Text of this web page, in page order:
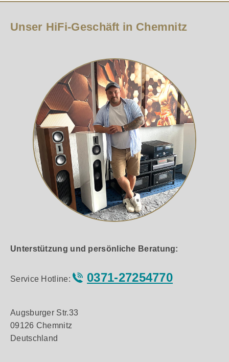
Unser HiFi-Geschäft in Chemnitz
Unterstützung und persönliche Beratung:
Service Hotline: 0371-27254770
Augsburger Str.33
09126 Chemnitz
Deutschland